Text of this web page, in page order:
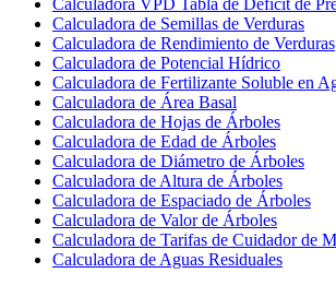
Calculadora de Semillas de Verduras
Calculadora de Rendimiento de Verduras
Calculadora de Potencial Hídrico
Calculadora de Fertilizante Soluble en
Calculadora de Área Basal
Calculadora de Hojas de Árboles
Calculadora de Edad de Árboles
Calculadora de Diámetro de Árboles
Calculadora de Altura de Árboles
Calculadora de Espaciado de Árboles
Calculadora de Valor de Árboles
Calculadora de Tarifas de Cuidador de
Calculadora de Aguas Residuales